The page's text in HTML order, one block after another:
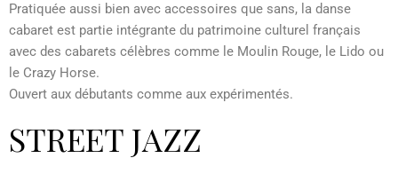
Pratiquée aussi bien avec accessoires que sans, la danse
cabaret est partie intégrante du patrimoine culturel français
avec des cabarets célèbres comme le Moulin Rouge, le Lido ou
le Crazy Horse.
Ouvert aux débutants comme aux expérimentés.
STREET JAZZ